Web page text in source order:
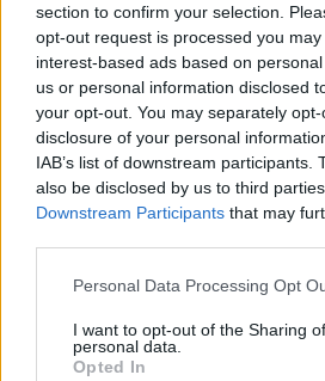
section to confirm your selection.
opt-out request is processed you
interest-based ads based on
us or personal information disclosed
your opt-out. You may separately
disclosure of your personal
IAB’s list of downstream participants.
also be disclosed by us to third
Downstream Participants that may
Personal Data Processing Opt
I want to opt-out of the Sharing
personal data.
Opted In
Contraception - autre
Tramadol (932)
Douleurs - morphine
Paroxetine (775)
Dépression - antidépresseurs IRS
Effexor (690)
Dépression - antidépresseurs autre
Sertraline (579)
Dépression - antidépresseurs IRS
Lyrica (572)